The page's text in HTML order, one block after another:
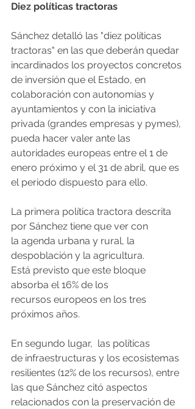
Diez políticas tractoras
Sánchez detalló las "diez políticas
tractoras" en las que deberán quedar
incardinados los proyectos concretos
de inversión que el Estado, en
colaboración con autonomías y
ayuntamientos y con la iniciativa
privada (grandes empresas y pymes),
pueda hacer valer ante las
autoridades europeas entre el 1 de
enero próximo y el 31 de abril, que es
el periodo dispuesto para ello.
La primera política tractora descrita
por Sánchez tiene que ver con
la agenda urbana y rural, la
despoblación y la agricultura.
Está previsto que este bloque
absorba el 16% de los
recursos europeos en los tres
próximos años.
En segundo lugar,  las políticas
de infraestructuras y los ecosistemas
resilientes (12% de los recursos), entre
las que Sánchez citó aspectos
relacionados con la preservación de